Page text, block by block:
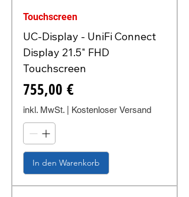
Touchscreen
UC-Display - UniFi Connect
Display 21.5" FHD
Touchscreen
Preis
755,00 €
inkl. MwSt. Kostenloser Versand
In den Warenkorb